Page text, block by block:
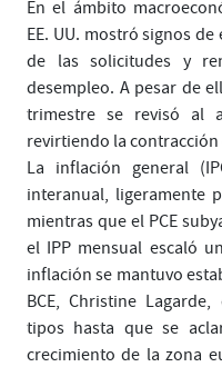
En el ámbito
EE. UU. mostró signos
de las solicitudes y
desempleo. A pesar de
trimestre se revisó al
revirtiendo la
La inflación general
interanual, ligeramente
mientras que el PCE
el IPP mensual escaló
inflación se mantuvo
BCE, Christine
tipos hasta que se
crecimiento de la zona